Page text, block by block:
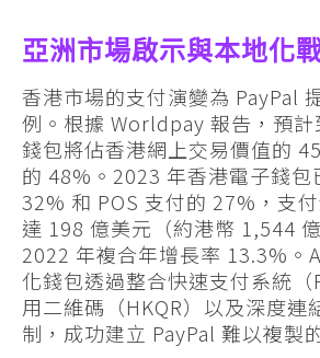
亞洲市場啟示與本地化
香港市場的支付演變為 PayPal
例。根據 Worldpay 報告，預
錢包將佔香港網上交易價值的
的 48%。2023 年香港電子錢包
32% 和 POS 支付的 27%，支
達 198 億美元（約港幣 1,544
2022 年複合年增長率 13.3%。
化錢包透過整合快速支付系統（
用二維碼（HKQR）以及深度連
制，成功建立 PayPal 難以複製